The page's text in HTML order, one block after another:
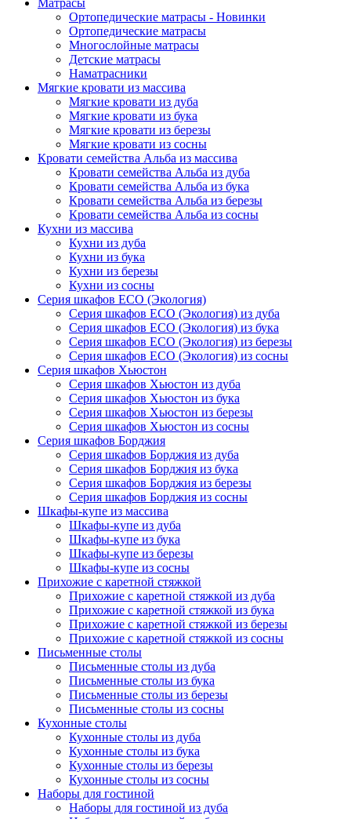
Матрасы
Ортопедические матрасы - Новинки
Ортопедические матрасы
Многослойные матрасы
Детские матрасы
Наматрасники
Мягкие кровати из массива
Мягкие кровати из дуба
Мягкие кровати из бука
Мягкие кровати из березы
Мягкие кровати из сосны
Кровати семейства Альба из массива
Кровати семейства Альба из дуба
Кровати семейства Альба из бука
Кровати семейства Альба из березы
Кровати семейства Альба из сосны
Кухни из массива
Кухни из дуба
Кухни из бука
Кухни из березы
Кухни из сосны
Серия шкафов ECO (Экология)
Серия шкафов ECO (Экология) из дуба
Серия шкафов ECO (Экология) из бука
Серия шкафов ECO (Экология) из березы
Серия шкафов ECO (Экология) из сосны
Серия шкафов Хьюстон
Серия шкафов Хьюстон из дуба
Серия шкафов Хьюстон из бука
Серия шкафов Хьюстон из березы
Серия шкафов Хьюстон из сосны
Серия шкафов Борджия
Серия шкафов Борджия из дуба
Серия шкафов Борджия из бука
Серия шкафов Борджия из березы
Серия шкафов Борджия из сосны
Шкафы-купе из массива
Шкафы-купе из дуба
Шкафы-купе из бука
Шкафы-купе из березы
Шкафы-купе из сосны
Прихожие с каретной стяжкой
Прихожие с каретной стяжкой из дуба
Прихожие с каретной стяжкой из бука
Прихожие с каретной стяжкой из березы
Прихожие с каретной стяжкой из сосны
Письменные столы
Письменные столы из дуба
Письменные столы из бука
Письменные столы из березы
Письменные столы из сосны
Кухонные столы
Кухонные столы из дуба
Кухонные столы из бука
Кухонные столы из березы
Кухонные столы из сосны
Наборы для гостиной
Наборы для гостиной из дуба